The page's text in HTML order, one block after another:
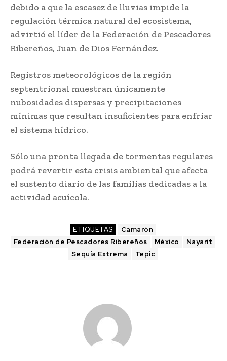
debido a que la escasez de lluvias impide la
regulación térmica natural del ecosistema,
advirtió el líder de la Federación de Pescadores
Ribereños, Juan de Dios Fernández.
Registros meteorológicos de la región
septentrional muestran únicamente
nubosidades dispersas y precipitaciones
mínimas que resultan insuficientes para enfriar
el sistema hídrico.
Sólo una pronta llegada de tormentas regulares
podrá revertir esta crisis ambiental que afecta
el sustento diario de las familias dedicadas a la
actividad acuícola.
ETIQUETAS
Camarón
Federación de Pescadores Ribereños
México
Nayarit
Sequía Extrema
Tepic